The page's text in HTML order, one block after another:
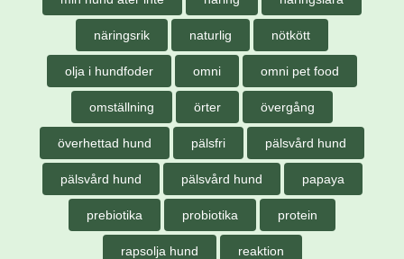
näringsrik naturlig nötkött
olja i hundfoder omni omni pet food
omställning örter övergång
överhettad hund pälsfri pälsvård hund
pälsvård hund pälsvård hund papaya
prebiotika probiotika protein
rapsolja hund reaktion